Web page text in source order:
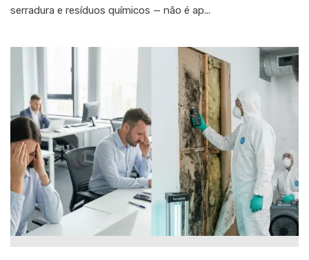
serradura e resíduos químicos — não é ap...